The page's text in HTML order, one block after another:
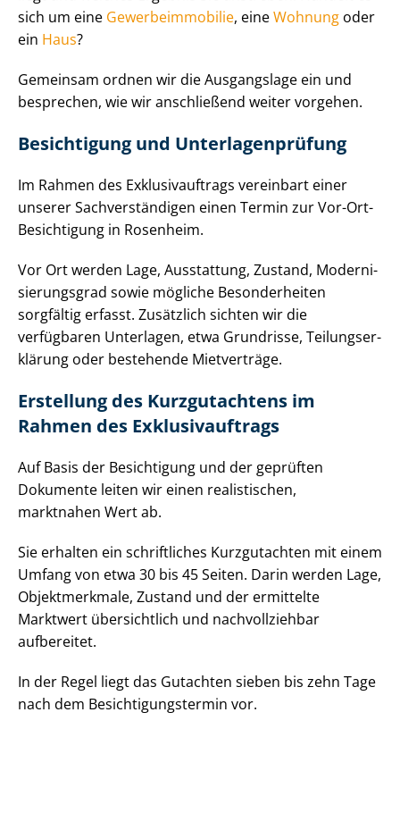
sich um eine Ge­wer­be­im­mo­bi­lie, eineWohnung oder
ein Haus?
Gemeinsam ordnen wir die Ausgangslage ein und
besprechen, wie wir anschließend weiter vorgehen.
Besichtigung und Un­ter­la­gen­prü­fung
Im Rahmen des Ex­klu­siv­auf­trags vereinbart einer
unserer Sach­ver­stän­di­gen einen Termin zur Vor-Ort-
Besichtigung in Rosenheim.
Vor Ort werden Lage, Ausstattung, Zustand, Mo­der­ni­
sie­rungs­grad sowie mögliche Besonderheiten
sorgfältig erfasst. Zusätzlich sichten wir die
verfügbaren Unterlagen, etwa Grundrisse, Tei­lungs­er­
klä­rung oder bestehende Mietverträge.
Erstellung des Kurzgutachtens im
Rahmen des Ex­klu­siv­auf­trags
Auf Basis der Besichtigung und der geprüften
Dokumente leiten wir einen realistischen,
marktnahen Wert ab.
Sie erhalten ein schriftliches Kurzgutachten mit einem
Umfang von etwa 30 bis 45 Seiten. Darin werden Lage,
Objektmerkmale, Zustand und der ermittelte
Marktwert übersichtlich und nachvollziehbar
aufbereitet.
In der Regel liegt das Gutachten sieben bis zehn Tage
nach dem Be­sich­ti­gungs­ter­min vor.